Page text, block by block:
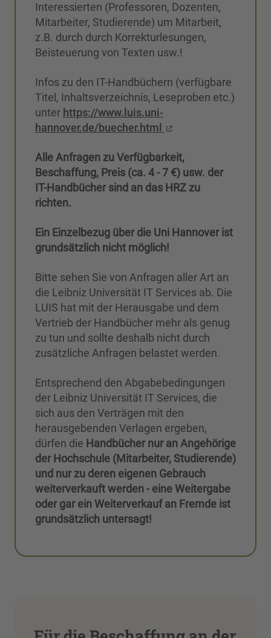
Interessierten (Professoren, Dozenten,
Mitarbeiter, Studierende) um Mitarbeit,
z.B. durch durch Korrekturlesungen,
Beisteuerung von Texten usw.!
Infos zu den IT-Handbüchern (verfügbare
Titel, Inhaltsverzeichnis, Leseproben etc.)
unter https://www.luis.uni-
hannover.de/buecher.html
Alle Anfragen zu Verfügbarkeit,
Beschaffung, Preis (ca. 4 - 7 €) usw. der
IT-Handbücher sind an das HRZ zu
richten.
Ein Einzelbezug über die Uni Hannover ist
grundsätzlich nicht möglich!
Bitte sehen Sie von Anfragen aller Art an
die Leibniz Universität IT Services ab. Die
LUIS hat mit der Herausgabe und dem
Vertrieb der Handbücher mehr als genug
zu tun und sollte deshalb nicht durch
zusätzliche Anfragen belastet werden.
Entsprechend den Abgabebedingungen
der Leibniz Universität IT Services, die
sich aus den Verträgen mit den
herausgebenden Verlagen ergeben,
dürfen die Handbücher nur an Angehörige
der Hochschule (Mitarbeiter, Studierende)
und nur zu deren eigenen Gebrauch
weiterverkauft werden - eine Weitergabe
oder gar ein Weiterverkauf an Fremde ist
grundsätzlich untersagt!